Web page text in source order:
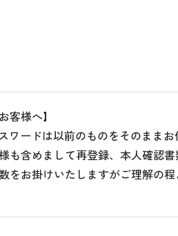
客様へ】
ワードは以前のものをそのまま
も含めまして再登録、本人確認
をお掛けいたしますがご理解の程